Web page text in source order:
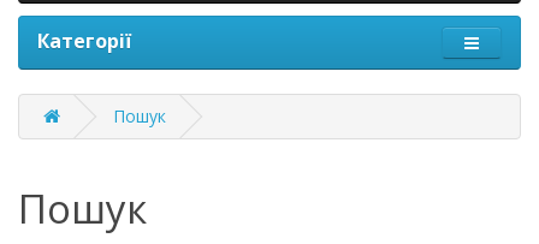
Категорії
Пошук
Пошук